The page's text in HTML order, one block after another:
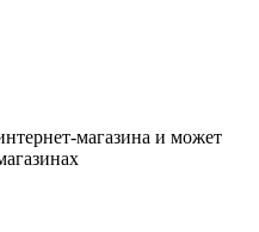
магазина и может